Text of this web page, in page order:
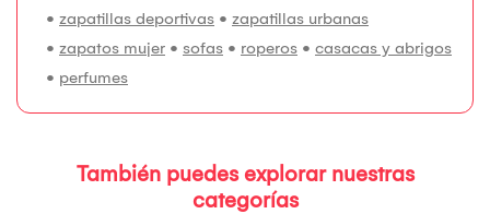
• zapatillas deportivas • zapatillas urbanas
• zapatos mujer • sofas • roperos • casacas y abrigos
• perfumes
También puedes explorar nuestras
categorías